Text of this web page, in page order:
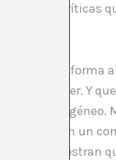
críticas
tomado forma
por doquier. Y
y heterogéneo.
en un
así demuestran